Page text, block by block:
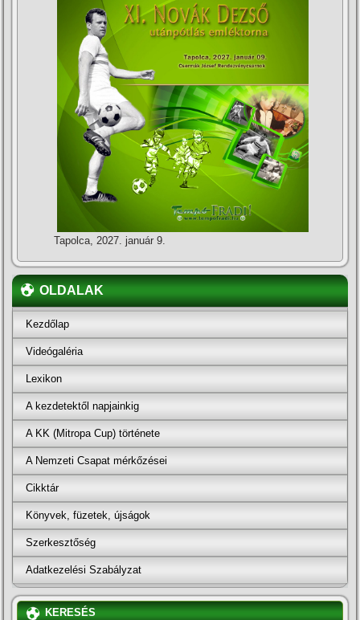
Tapolca, 2027. január 9.
OLDALAK
Kezdőlap
Videógaléria
Lexikon
A kezdetektől napjainkig
A KK (Mitropa Cup) története
A Nemzeti Csapat mérkőzései
Cikktár
Könyvek, füzetek, újságok
Szerkesztőség
Adatkezelési Szabályzat
KERESÉS